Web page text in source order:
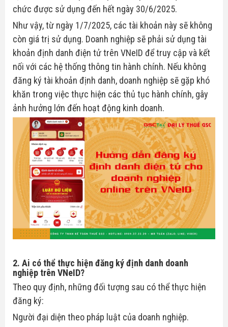
Chữ Ký Số
Thuế thu nhập cá nhân
Thuế xuất nhập khẩu
Thuế tiêu thụ đặc biệt
Luật quản lý thuế
Luật kế toán
Chế độ kế toán
chức được sử dụng đến hết ngày 30/6/2025.
Như vậy, từ ngày 1/7/2025, các tài khoản này sẽ không
còn giá trị sử dụng. Doanh nghiệp sẽ phải sử dụng tài
khoản định danh điện tử trên VNeID để truy cập và kết
nối với các hệ thống thông tin hành chính. Nếu không
đăng ký tài khoản định danh, doanh nghiệp sẽ gặp khó
khăn trong việc thực hiện các thủ tục hành chính, gây
ảnh hưởng lớn đến hoạt động kinh doanh.
2. Ai có thể thực hiện đăng ký định danh doanh
nghiệp trên VNeID?
Theo quy định, những đối tượng sau có thể thực hiện
đăng ký:
Người đại diện theo pháp luật của doanh nghiệp.